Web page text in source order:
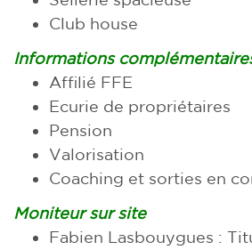
Club house
Informations
Affilié FFE
Ecurie de propriétaires
Pension
Valorisation
Coaching et sorties en
Moniteur sur site
Fabien Lasbouygues :